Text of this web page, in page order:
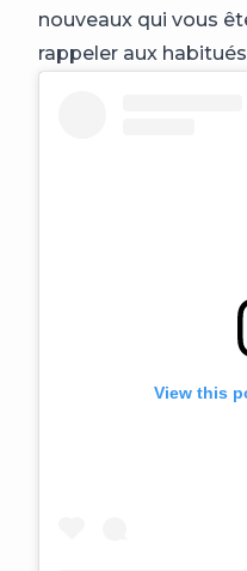
nouveaux qui vous
rappeler aux
View this